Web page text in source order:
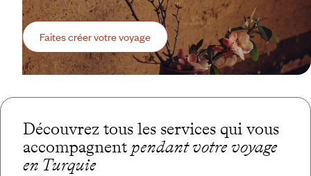
Faites créer votre voyage
Découvrez tous les services qui vous
accompagnent pendant votre voyage
en Turquie